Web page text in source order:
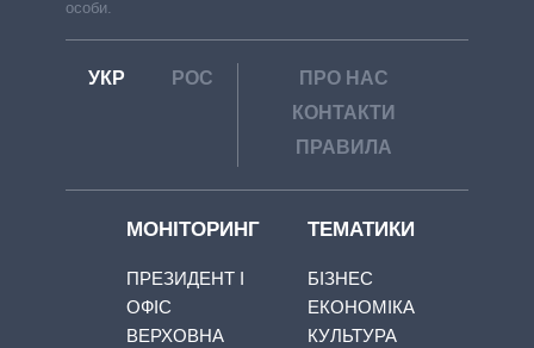
особи.
УКР РОС
ПРО НАС
КОНТАКТИ
ПРАВИЛА
МОНІТОРИНГ
ПРЕЗИДЕНТ І
ОФІС
ВЕРХОВНА
ТЕМАТИКИ
БІЗНЕС
ЕКОНОМІКА
КУЛЬТУРА